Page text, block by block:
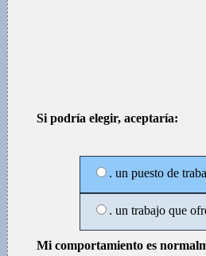
Si podría elegir, aceptaría:
. un puesto de
. un trabajo que
Mi comportamiento es